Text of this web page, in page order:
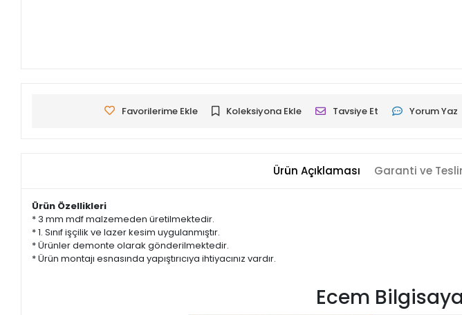
Favorilerime Ekle Koleksiyona Ekle Tavsiye Et Yorum Yaz
Ürün Açıklaması Garanti ve
Ürün Özellikleri
* 3 mm mdf malzemeden üretilmektedir.
* 1. Sınıf işçilik ve lazer kesim uygulanmıştır.
* Ürünler demonte olarak gönderilmektedir.
* Ürün montajı esnasında yapıştırıcıya ihtiyacınız vardır.
Ecem